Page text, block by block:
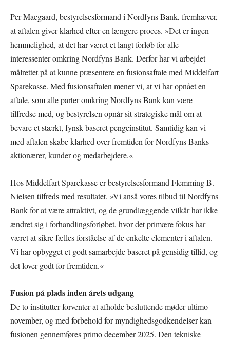
Per Maegaard, bestyrelsesformand i Nordfyns Bank, fremhæver,
at aftalen giver klarhed efter en længere proces. »Det er ingen
hemmelighed, at det har været et langt forløb for alle
interessenter omkring Nordfyns Bank. Derfor har vi arbejdet
målrettet på at kunne præsentere en fusionsaftale med Middelfart
Sparekasse. Med fusionsaftalen mener vi, at vi har opnået en
aftale, som alle parter omkring Nordfyns Bank kan være
tilfredse med, og bestyrelsen opnår sit strategiske mål om at
bevare et stærkt, fynsk baseret pengeinstitut. Samtidig kan vi
med aftalen skabe klarhed over fremtiden for Nordfyns Banks
aktionærer, kunder og medarbejdere.«
Hos Middelfart Sparekasse er bestyrelsesformand Flemming B.
Nielsen tilfreds med resultatet. »Vi anså vores tilbud til Nordfyns
Bank for at være attraktivt, og de grundlæggende vilkår har ikke
ændret sig i forhandlingsforløbet, hvor det primære fokus har
været at sikre fælles forståelse af de enkelte elementer i aftalen.
Vi har opbygget et godt samarbejde baseret på gensidig tillid, og
det lover godt for fremtiden.«
Fusion på plads inden årets udgang
De to institutter forventer at afholde besluttende møder ultimo
november, og med forbehold for myndighedsgodkendelser kan
fusionen gennemføres primo december 2025. Den tekniske